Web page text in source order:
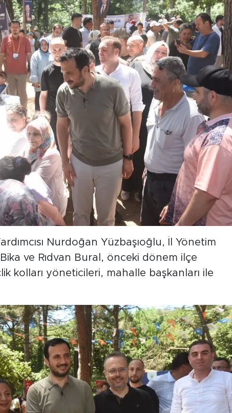
Nurdoğan Yüzbaşıoğlu, İl Yönetim
ve Rıdvan Bural, önceki dönem ilçe
kolları yöneticileri, mahalle başkanları ile